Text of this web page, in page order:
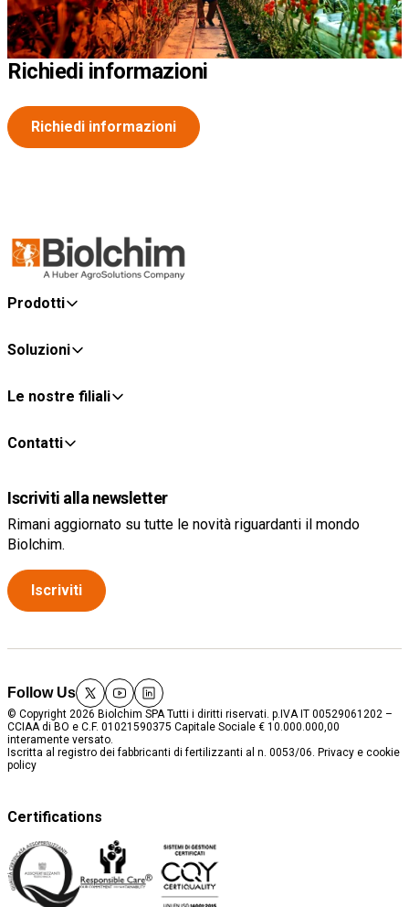
Richiedi informazioni
Richiedi informazioni
Prodotti
Soluzioni
Le nostre filiali
Contatti
Iscriviti alla newsletter
Rimani aggiornato su tutte le novità riguardanti il mondo
Biolchim.
Iscriviti
Follow Us
twitteryoutube
linkedin
© Copyright 2026 Biolchim SPA Tutti i diritti riservati. p.IVA IT 00529061202 –
CCIAA di BO e C.F. 01021590375 Capitale Sociale € 10.000.000,00
interamente versato.
Iscritta al registro dei fabbricanti di fertilizzanti al n. 0053/06. Privacy e cookie
policy
Certifications